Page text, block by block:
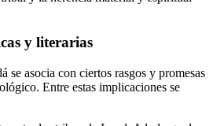
y literarias
se asocia con ciertos rasgos y promesas
Entre estas implicaciones se